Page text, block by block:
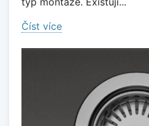
Číst více